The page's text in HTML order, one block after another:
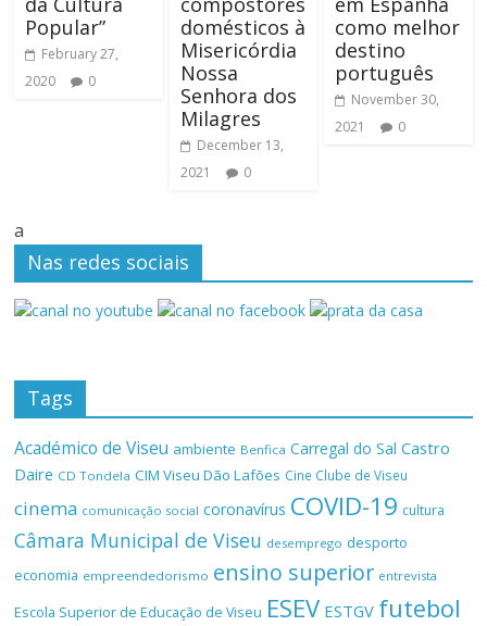
Popular”
February 27,
2020
0
domésticos à
Misericórdia
Nossa
Senhora dos
Milagres
December 13,
2021
0
como melhor
destino
português
November 30,
2021
0
a
Nas redes sociais
Tags
Académico de Viseu ambiente Benfica Carregal do Sal Castro
Daire CD Tondela CIM Viseu Dão Lafões Cine Clube de Viseu
cinema comunicação social coronavírus COVID-19 cultura
Câmara Municipal de Viseu desemprego desporto
economia empreendedorismo ensino superior entrevista
Escola Superior de Educação de Viseu ESEV ESTGV futebol